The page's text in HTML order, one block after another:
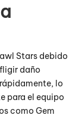
Stars debido
daño
lo
para el equipo
como Gem